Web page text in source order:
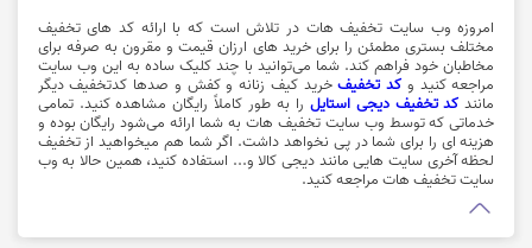
امروزه وب سایت تخفیف هات در تلاش است که با ارائه کد های تخفیف
مختلف بستری مطمئن را برای خرید های ارزان قیمت و مقرون به صرفه برای
مخاطبان خود فراهم کند. شما می‌توانید با چند کلیک ساده به این وب سایت
مراجعه کنید و کد تخفیفخرید کیف زنانه و کفش و صدها کدتخفیف دیگر
مانندکد تخفیف دیجی استایل را به طور کاملاً رایگان مشاهده کنید. تمامی
خدماتی که توسط وب سایت تخفیف هات به شما ارائه می‌شود رایگان بوده و
هزینه ای را برای شما در پی نخواهد داشت. اگر شما هم میخواهید از تخفیف
لحظه آخری سایت هایی مانند دیجی کالا و... استفاده کنید، همین حالا به وب
سایت تخفیف هات مراجعه کنید.